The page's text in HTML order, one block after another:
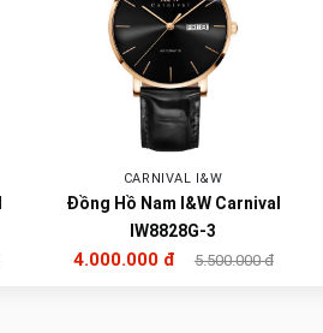
CARNIVAL I&W
Đồng Hồ Nam I&W Carnival
IW8828G-3
4.000.000 đ 5.500.000 đ